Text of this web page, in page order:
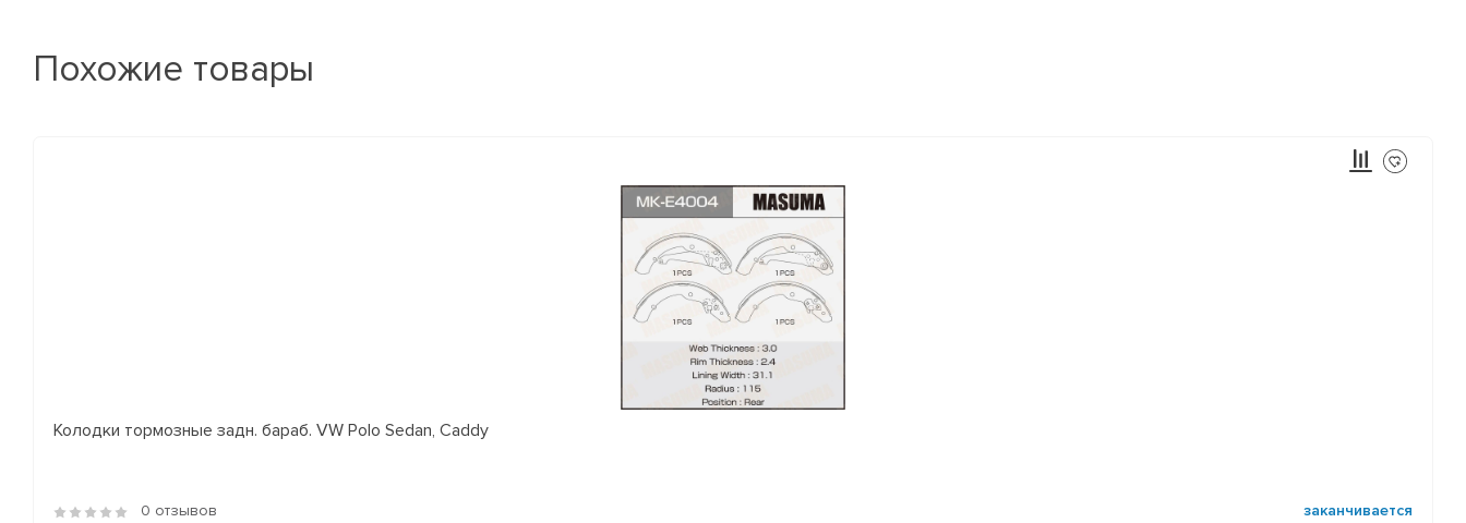
Похожие товары
Колодки тормозные задн. бараб. VW Polo Sedan, Caddy
0 отзывов заканчивается